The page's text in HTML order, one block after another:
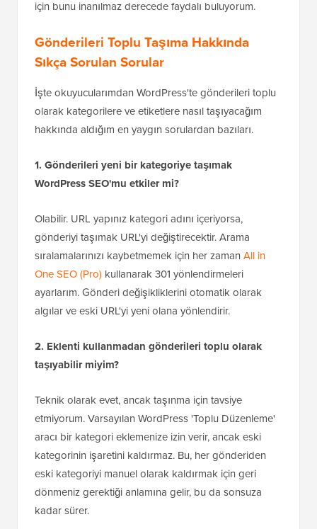
için bunu inanılmaz derecede faydalı buluyorum.
Gönderileri Toplu Taşıma Hakkında
Sıkça Sorulan Sorular
İşte okuyucularımdan WordPress'te gönderileri toplu
olarak kategorilere ve etiketlere nasıl taşıyacağım
hakkında aldığım en yaygın sorulardan bazıları.
1. Gönderileri yeni bir kategoriye taşımak
WordPress SEO'mu etkiler mi?
Olabilir. URL yapınız kategori adını içeriyorsa,
gönderiyi taşımak URL'yi değiştirecektir. Arama
sıralamalarınızı kaybetmemek için her zaman All in
One SEO (Pro) kullanarak 301 yönlendirmeleri
ayarlarım. Gönderi değişikliklerini otomatik olarak
algılar ve eski URL'yi yeni olana yönlendirir.
2. Eklenti kullanmadan gönderileri toplu olarak
taşıyabilir miyim?
Teknik olarak evet, ancak taşınma için tavsiye
etmiyorum. Varsayılan WordPress 'Toplu Düzenleme'
aracı bir kategori eklemenize izin verir, ancak eski
kategorinin işaretini kaldırmaz. Bu, her gönderiden
eski kategoriyi manuel olarak kaldırmak için geri
dönmeniz gerektiği anlamına gelir, bu da sonsuza
kadar sürer.